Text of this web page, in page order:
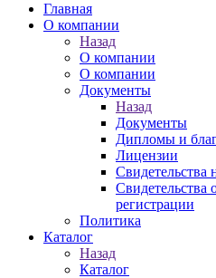
Главная
О компании
Назад
О компании
О компании
Документы
Назад
Документы
Дипломы и
Лицензии
Свидетельства
Свидетельства
регистрации
Политика
Каталог
Назад
Каталог